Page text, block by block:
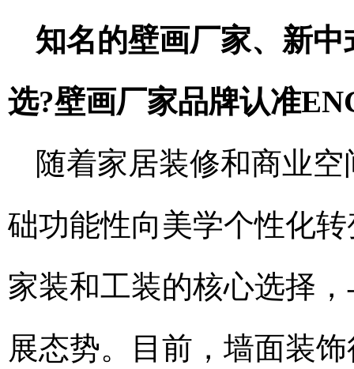
知名的壁画厂家、新
选?壁画厂家品牌认准
随着家居装修和商业
础功能性向美学个性化
家装和工装的核心选择
展态势。目前，墙面装